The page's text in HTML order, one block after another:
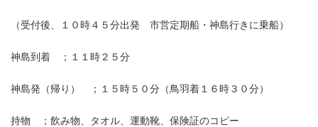
（受付後、１０時４５分出発 市営定期船・神島行きに乗船）
神島到着 ；１１時２５分
神島発（帰り） ；１５時５０分（鳥羽着１６時３０分）
持物 ；飲み物、タオル、運動靴、保険証のコピー